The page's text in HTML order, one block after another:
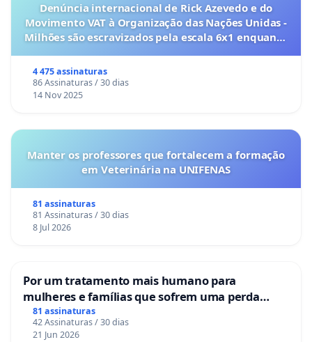
Denúncia internacional de Rick Azevedo e do
Movimento VAT à Organização das Nações Unidas -
Milhões são escravizados pela escala 6x1 enquanto
4 475 assinaturas
86 Assinaturas / 30 dias
14 Nov 2025
Manter os professores que fortalecem a formação
em Veterinária na UNIFENAS
81 assinaturas
81 Assinaturas / 30 dias
8 Jul 2026
Por um tratamento mais humano para
mulheres e famílias que sofrem uma perda
gestacional nos hospitais portugueses
81 assinaturas
42 Assinaturas / 30 dias
21 Jun 2026